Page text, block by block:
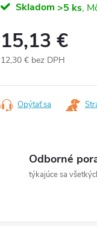
Skladom >5 ks
15,13 €
12,30 € bez DPH
cena:
Opýtať sa
Odborné
týkajúce sa